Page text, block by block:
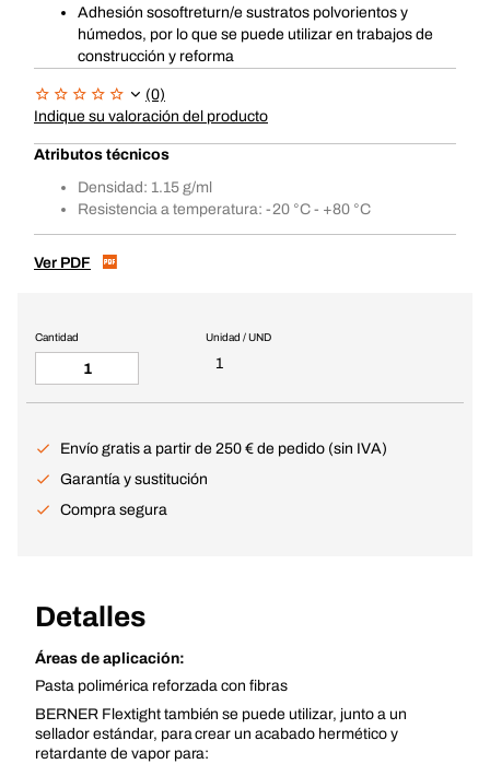
Adhesión sosoftreturn/e sustratos polvorientos y
húmedos, por lo que se puede utilizar en trabajos de
construcción y reforma
(0)
Indique su valoración del producto
Atributos técnicos
Densidad: 1.15 g/ml
Resistencia a temperatura: -20 °C - +80 °C
Ver PDF
Unidad / UND
1
Cantidad
Envío gratis a partir de 250 € de pedido (sin IVA)
Garantía y sustitución
Compra segura
Detalles
Áreas de aplicación:
Pasta polimérica reforzada con fibras
BERNER Flextight también se puede utilizar, junto a un
sellador estándar, para crear un acabado hermético y
retardante de vapor para: